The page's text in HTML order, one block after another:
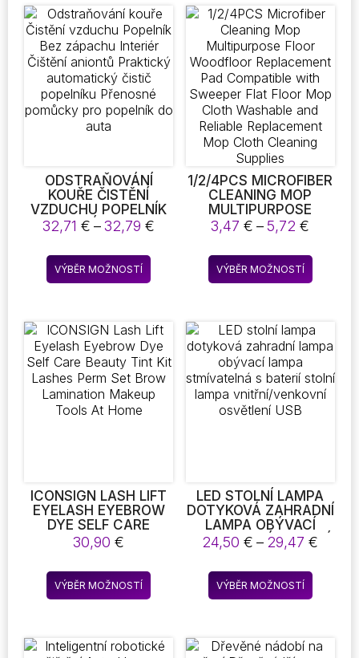
ZAMETAČ 3 V 1
variant.
Možnosti
lze
vybrat
na
stránce
AUT A DALŠÍCH
MÍSTNOSTÍ
variant.
lze
vybrat
na
stránce
produktu
ODSTRAŇOVÁNÍ
KOUŘE ČISTĚNÍ
VZDUCHU POPELNÍK
BEZ ZÁPACHU
INTERIÉR ČIŠTĚNÍ
ANIONTŮ PRAKTICKÝ
AUTOMATICKÝ ČISTIČ
POPELNÍKU
AUTA
32,71€ –32,79€
VÝBĚR MOŽNOSTÍ
Tento
produkt
variant.
Možnosti
lze
vybrat
na
1/2/4PCS MICROFIBER
CLEANING MOP
MULTIPURPOSE
FLOOR WOODFLOOR
REPLACEMENT PAD
COMPATIBLE WITH
SWEEPER FLAT FLOOR
MOP CLOTH
REPLACEMENT MOP
CLOTH CLEANING
SUPPLIES
3,47€ – 5,72€
3,47 €
až
VÝBĚR MOŽNOSTÍ
Tento
produkt
variant.
vybrat
na
ICONSIGN LASH LIFT
EYELASH EYEBROW
DYE SELF CARE
BEAUTY TINT KIT
LASHES PERM SET
BROW LAMINATION
MAKEUP TOOLS AT
HOME
30,90€
VÝBĚR MOŽNOSTÍ
Tento
produkt
variant.
LED STOLNÍ LAMPA
DOTYKOVÁ ZAHRADNÍ
LAMPA OBÝVACÍ
LAMPA STMÍVATELNÁ
S BATERIÍ STOLNÍ
LAMPA
VNITŘNÍ/VENKOVNÍ
OSVĚTLENÍ USB
24,50€ – 29,47€
VÝBĚR MOŽNOSTÍ
Tento
produkt
variant.